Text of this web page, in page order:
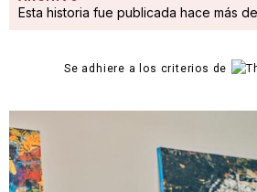
Esta historia fue publicada hace más
Se adhiere a los criterios de